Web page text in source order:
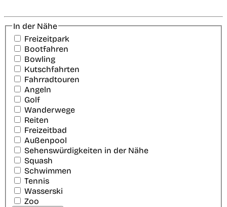
In der Nähe
Freizeitpark
Bootfahren
Bowling
Kutschfahrten
Fahrradtouren
Angeln
Golf
Wanderwege
Reiten
Freizeitbad
Außenpool
Sehenswürdigkeiten in der Nähe
Squash
Schwimmen
Tennis
Wasserski
Zoo